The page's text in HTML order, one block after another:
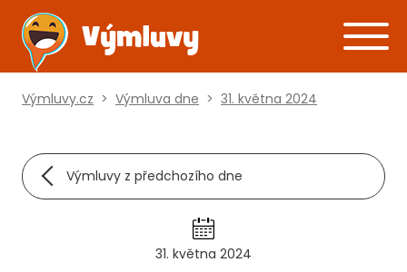
Výmluvy.cz > Výmluva dne > 31. května 2024
Výmluvy z předchozího dne
31. května 2024